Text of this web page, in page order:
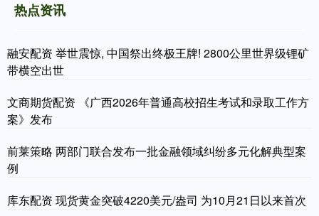
热点资讯
融安配资 举世震惊, 中国祭出终极王牌! 2800公里世界级锂矿
带横空出世
文商期货配资 《广西2026年普通高校招生考试和录取工作方
案》发布
前莱策略 两部门联合发布一批金融领域纠纷多元化解典型案
例
库东配资 现货黄金突破4220美元/盎司 为10月21日以来首次